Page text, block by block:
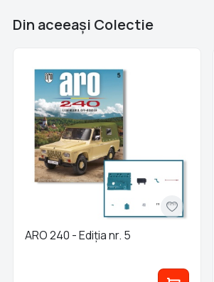
Din aceeaşi Colectie
ARO 240 - Ediția nr. 5